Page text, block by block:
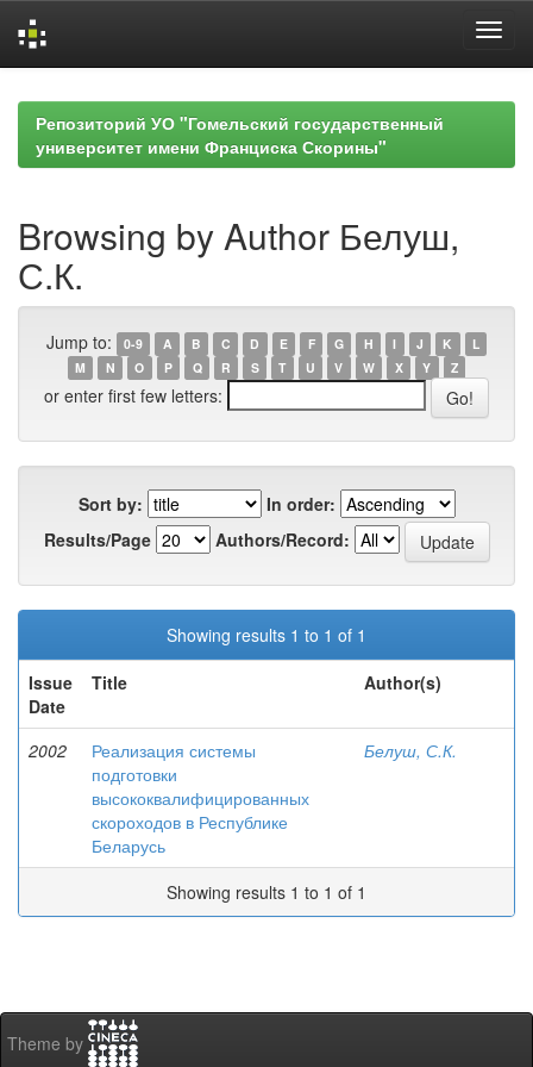
navigationРепозиторий УО "Гомельский государственный
университет имени Франциска Скорины"
Browsing by Author Белуш,
С.К.
Jump to: 0-9 A B C D E F G H I J K
L
M
N O P Q R S T U V W X Y Z
or enter first few letters:
Sort by:
In order:
Results/Page
Authors/Record:
Showing results 1 to 1 of 1
Issue
Date
Title Author(s)
2002
Реализация системы
подготовки
высококвалифицированных
скороходов в Республике
Беларусь
Белуш, С.К.
Showing results 1 to 1 of 1
Theme by